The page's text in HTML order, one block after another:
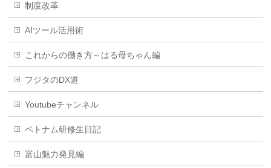
制度改革
AIツール活用術
これからの働き方～はる母ちゃん編
フジタのDX道
Youtubeチャンネル
ベトナム研修生日記
富山魅力発見編